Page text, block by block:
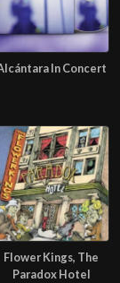
In Concert
Flower Kings, The
Paradox Hotel